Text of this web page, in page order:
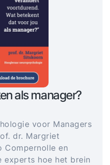
als manager?
voor Managers
dr. Margriet
Compernolle en
experts hoe het brein